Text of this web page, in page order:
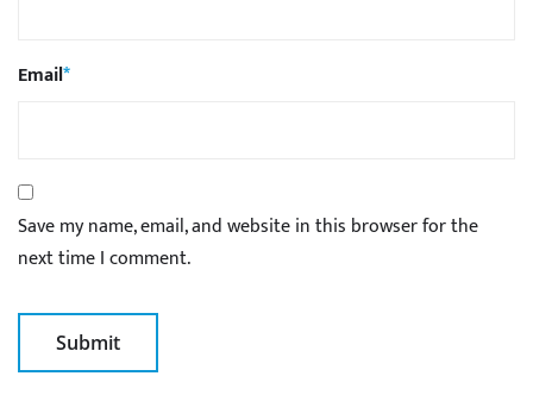
Email*
Save my name, email, and website in this browser for the
next time I comment.